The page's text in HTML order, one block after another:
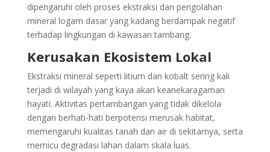
dipengaruhi oleh proses ekstraksi dan pengolahan
mineral logam dasar yang kadang berdampak negatif
terhadap lingkungan di kawasan tambang.
Kerusakan Ekosistem Lokal
Ekstraksi mineral seperti litium dan kobalt sering kali
terjadi di wilayah yang kaya akan keanekaragaman
hayati. Aktivitas pertambangan yang tidak dikelola
dengan berhati-hati berpotensi merusak habitat,
memengaruhi kualitas tanah dan air di sekitarnya, serta
memicu degradasi lahan dalam skala luas.